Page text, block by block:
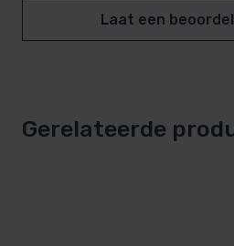
Laat een
Gerelateerde